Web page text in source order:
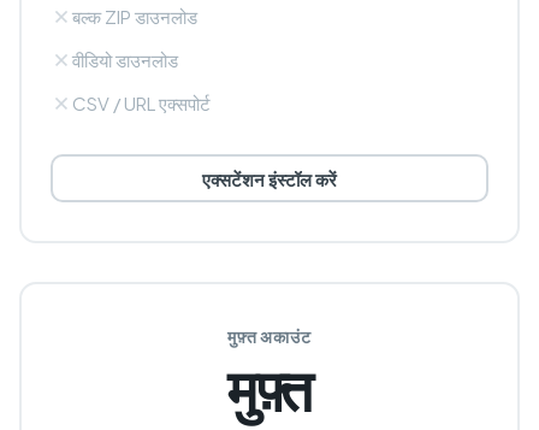
बल्क ZIP डाउनलोड
वीडियो डाउनलोड
CSV / URL एक्सपोर्ट
एक्सटेंशन इंस्टॉल करें
मुफ़्त अकाउंट
मुफ़्त